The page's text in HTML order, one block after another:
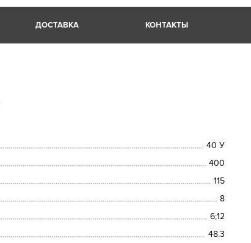
ДОСТАВКА КОНТАКТЫ
40 У
400
115
8
6;12
48.3